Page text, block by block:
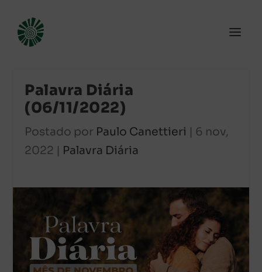
Palavra Diária
(06/11/2022)
Postado por Paulo Canettieri | 6 nov,
2022 | Palavra Diária